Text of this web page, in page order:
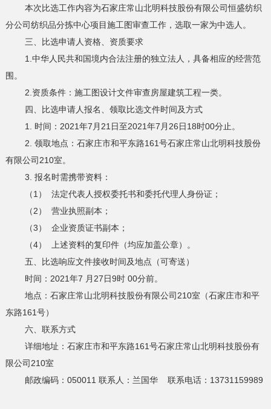
本次比选工作内容为石家庄常山北明科技股份有限公司恒盛纺织
分公司纺织品分拣中心项目施工图审查工作，选取一家为中选人。
三、比选申请人资格、资质要求
1.中华人民共和国境内合法注册的独立法人，具备相应的经营范
围。
2.资质条件：施工图设计文件审查房屋建筑工程一类。
四、比选申请人报名、领取比选文件时间及方式
1. 时间：2021年7月21日至2021年7月26日18时00分止。
2. 领取地点：石家庄市和平东路161号石家庄常山北明科技股份
有限公司210室。
3. 报名时需携带资料：
（1） 法定代表人授权委托书和委托代理人身份证；
（2） 营业执照副本；
（3） 企业资质证书副本；
（4） 上述资料的复印件（均应加盖公章）。
五、比选响应文件接收时间及地点（可寄送）
时间：2021年7 月27日9时 00分前。
地点：石家庄常山北明科技股份有限公司210室（石家庄市和平
东路161号）
六、联系方式
详细地址：石家庄市和平东路161号石家庄常山北明科技股份有
限公司210室
邮政编码：050011 联系人：兰国华 联系电话：13731159989